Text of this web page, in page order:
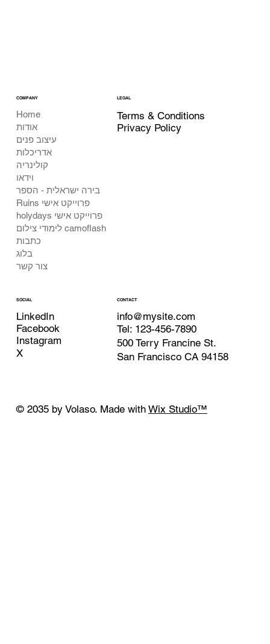
COMPANY
Home
אודות
עיצוב פנים
אדריכלות
קולינריה
וידאו
בירה ישראלית - הספר
Ruins פרוייקט אישי
holydays פרוייקט אישי
לימודי צילום camoflash
כתבות
בלוג
צור קשר
LEGAL
Terms & Conditions
Privacy Policy
SOCIAL
LinkedIn
Facebook
Instagram
X
CONTACT
info@mysite.com
Tel: 123-456-7890
500 Terry Francine St.
San Francisco CA 94158
© 2035 by Volaso. Made with Wix Studio™